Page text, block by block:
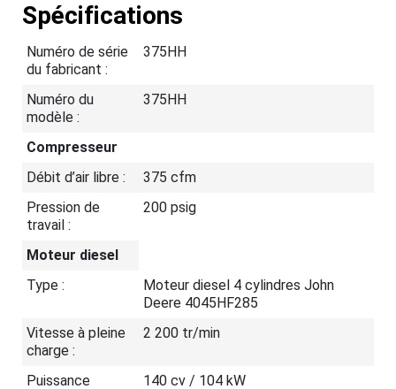
Spécifications
Numéro de série
du fabricant :
375HH
Numéro du
modèle :
375HH
Compresseur
Débit d’air libre :
375 cfm
Pression de
travail :
200 psig
Moteur diesel
Type :
Moteur diesel 4 cylindres John
Deere 4045HF285
Vitesse à pleine
charge :
2 200 tr/min
Puissance 140 cv / 104 kW